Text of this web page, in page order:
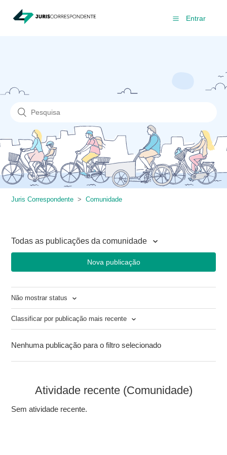
Entrar
Juris Correspondente Comunidade
Todas as publicações da comunidade
Nova publicação
Não mostrar status
Classificar por publicação mais recente
Nenhuma publicação para o filtro selecionado
Atividade recente (Comunidade)
Sem atividade recente.